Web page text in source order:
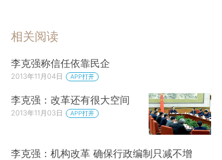
相关阅读
李克强称信任依靠民企
2013年11月04日 APP打开
李克强：改革还有很大空间
2013年11月03日 APP打开
李克强：机构改革 确保行政编制只减不增